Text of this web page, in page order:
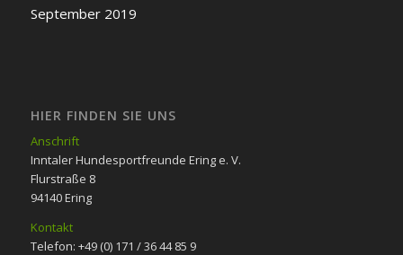
September 2019
HIER FINDEN SIE UNS
Anschrift
Inntaler Hundesportfreunde Ering e. V.
Flurstraße 8
94140 Ering
Kontakt
Telefon: +49 (0) 171 / 36 44 85 9